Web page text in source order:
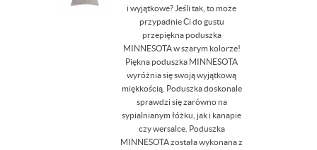
i wyjątkowe? Jeśli tak, to może
przypadnie Ci do gustu
przepiękna poduszka
MINNESOTA w szarym kolorze!
Piękna poduszka MINNESOTA
wyróżnia się swoją wyjątkową
miękkością. Poduszka doskonale
sprawdzi się zarówno na
sypialnianym łóżku, jak i kanapie
czy wersalce. Poduszka
MINNESOTA została wykonana z